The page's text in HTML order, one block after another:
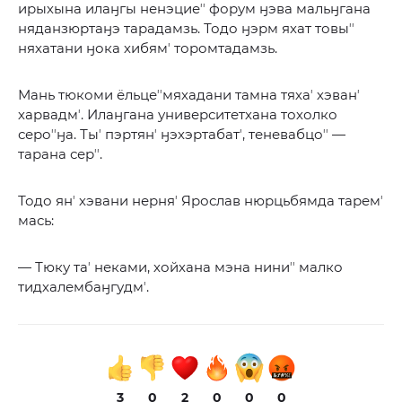
ирыхына илаӈгы ненэциеʼʼ форум ӈэва мальӈгана
няданзюртаӈэ тарадамзь. Тодо ӈэрм яхат товыʼʼ
няхатани ӈока хибямʼ торомтадамзь.
Мань тюкоми ёльцеʼʼмяхадани тамна тяхаʼ хэванʼ
харвадмʼ. Илаӈгана университетхана тохолко
сероʼʼӈа. Тыʼ пэртянʼ ӈэхэртабатʼ, теневабцоʼʼ —
тарана серʼʼ.
Тодо янʼ хэвани нерняʼ Ярослав нюрцьбямда таремʼ
мась:
— Тюку таʼ неками, хойхана мэна ниниʼʼ малко
тидхалембаӈгудмʼ.
3 0 2 0 0 0